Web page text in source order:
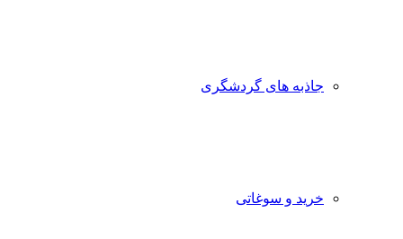
جاذبه‌ های گردشگری
خرید و سوغاتی